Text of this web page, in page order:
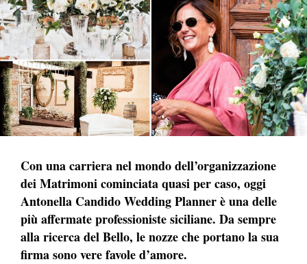
Con una carriera nel mondo dell’organizzazione
dei Matrimoni cominciata quasi per caso, oggi
Antonella Candido Wedding Planner è una delle
più affermate professioniste siciliane. Da sempre
alla ricerca del Bello, le nozze che portano la sua
firma sono vere favole d’amore.